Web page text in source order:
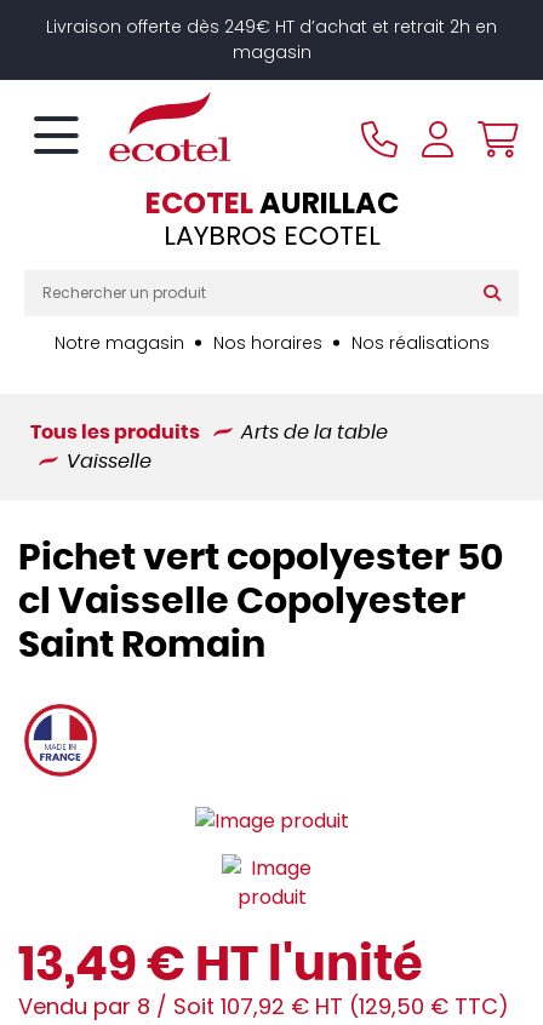
Livraison offerte dès 249€ HT d’achat et retrait 2h en
magasin
ECOTELAURILLAC
LAYBROS ECOTEL
Notre magasin Nos horaires Nos réalisations
Tous les produits
Arts de la table
Vaisselle
Pichet vert copolyester 50
cl Vaisselle Copolyester
Saint Romain
13,49 € HT l'unité
Vendu par 8 / Soit 107,92 € HT (129,50 € TTC)
Panneau de gestion des cookies